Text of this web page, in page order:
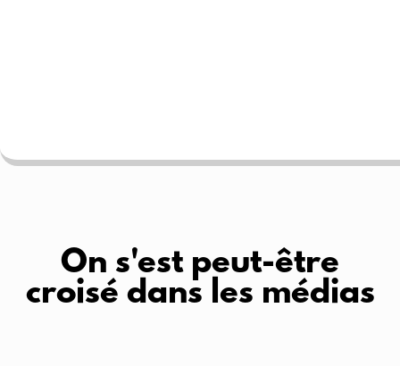
On s'est peut-être
croisé dans les médias